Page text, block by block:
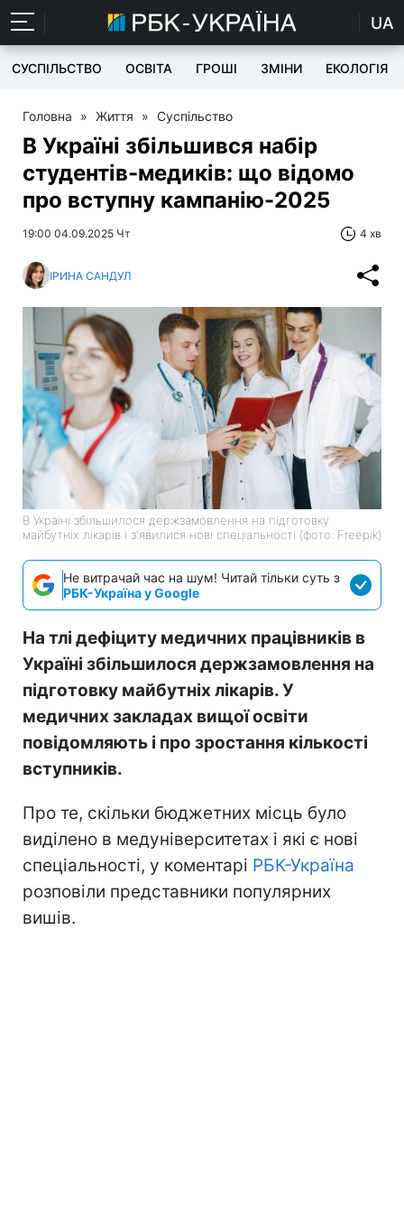
UA
СУСПІЛЬСТВО ОСВІТА ГРОШІ ЗМІНИ ЕКОЛОГІЯ
Головна » Життя » Суспільство
В Україні збільшився набір
студентів-медиків: що відомо
про вступну кампанію-2025
19:00 04.09.2025 Чт 4 хв
ІРИНА САНДУЛ
В Україні збільшилося держзамовлення на підготовку
майбутніх лікарів і з'явилися нові спеціальності (фото: Freepik)
Не витрачай час на шум! Читай тільки суть з
РБК-Україна у Google
На тлі дефіциту медичних працівників в
Україні збільшилося держзамовлення на
підготовку майбутніх лікарів. У
медичних закладах вищої освіти
повідомляють і про зростання кількості
вступників.
Про те, скільки бюджетних місць було
виділено в медуніверситетах і які є нові
спеціальності, у коментарі РБК-Україна
розповіли представники популярних
вишів.